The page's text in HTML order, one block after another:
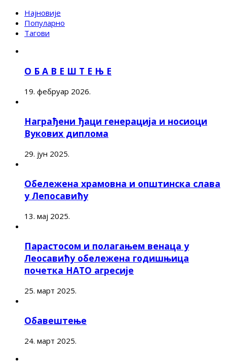
Најновије
Популарно
Тагови
О Б А В Е Ш Т Е Њ Е
19. фебруар 2026.
Награђени ђаци генерација и носиоци
Вукових диплома
29. јун 2025.
Обележена храмовна и општинска слава
у Лепосавићу
13. мај 2025.
Парастосом и полагањем венаца у
Леосавићу обележена годишњица
почетка НАТО агресије
25. март 2025.
Обавештење
24. март 2025.